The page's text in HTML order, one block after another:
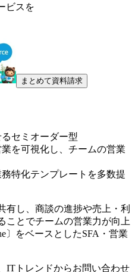
ビスを
まとめて資料請求
セミオーダー型
を可視化し、チームの営業
特化テンプレートを多数提
有し、商談の進捗や売上・利
ことでチームの営業力が向上
〕をベースとしたSFA・営業
ITトレンドからお問い合わせ